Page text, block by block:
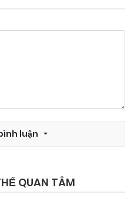
luận
QUAN TÂM